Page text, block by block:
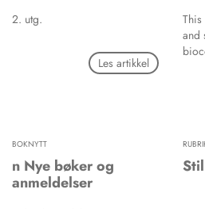
2. utg.
Les artikkel
This
and
BOKNYTT
n Nye bøker og
anmeldelser